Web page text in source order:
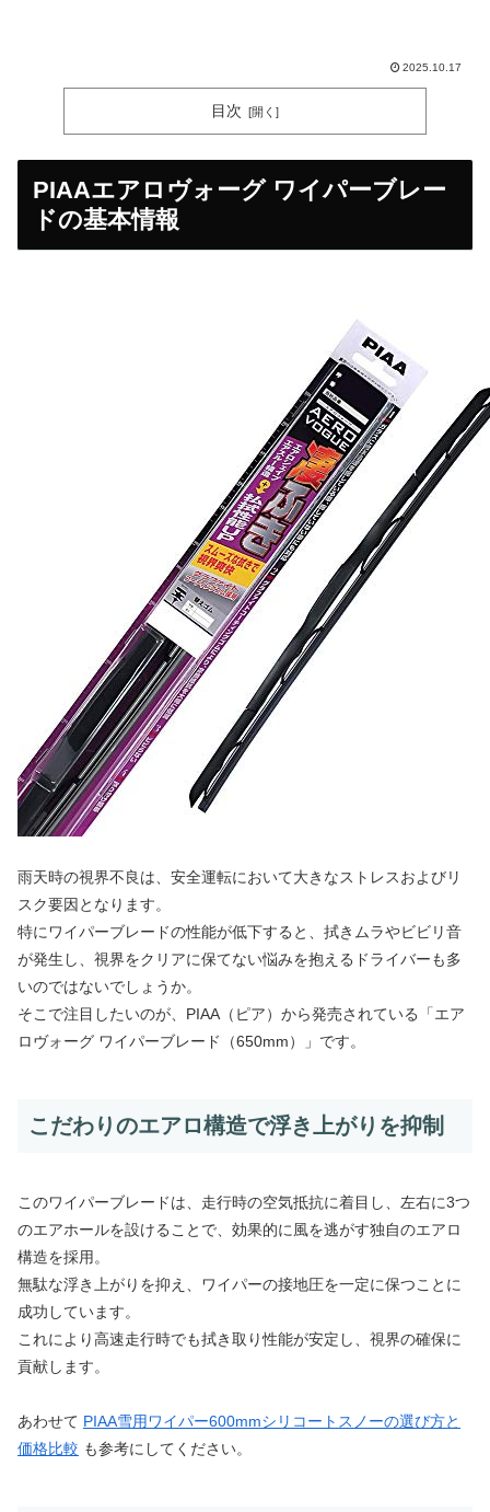
2025.10.17
目次
PIAAエアロヴォーグ ワイパーブレー
ドの基本情報
雨天時の視界不良は、安全運転において大きなストレスおよびリ
スク要因となります。
特にワイパーブレードの性能が低下すると、拭きムラやビビリ音
が発生し、視界をクリアに保てない悩みを抱えるドライバーも多
いのではないでしょうか。
そこで注目したいのが、PIAA（ピア）から発売されている「エア
ロヴォーグ ワイパーブレード（650mm）」です。
こだわりのエアロ構造で浮き上がりを抑制
このワイパーブレードは、走行時の空気抵抗に着目し、左右に3つ
のエアホールを設けることで、効果的に風を逃がす独自のエアロ
構造を採用。
無駄な浮き上がりを抑え、ワイパーの接地圧を一定に保つことに
成功しています。
これにより高速走行時でも拭き取り性能が安定し、視界の確保に
貢献します。
あわせて PIAA雪用ワイパー600mmシリコートスノーの選び方と
価格比較 も参考にしてください。